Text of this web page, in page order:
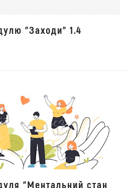
"Заходи" 1.4
"Ментальний стан